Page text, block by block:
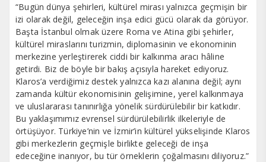
“Bugün dünya şehirleri, kültürel mirası yalnızca geçmişin bir
izi olarak değil, geleceğin inşa edici gücü olarak da görüyor.
Başta İstanbul olmak üzere Roma ve Atina gibi şehirler,
kültürel miraslarını turizmin, diplomasinin ve ekonominin
merkezine yerleştirerek ciddi bir kalkınma aracı hâline
getirdi. Biz de böyle bir bakış açısıyla hareket ediyoruz.
Klaros’a verdiğimiz destek yalnızca kazı alanına değil; aynı
zamanda kültür ekonomisinin gelişimine, yerel kalkınmaya
ve uluslararası tanınırlığa yönelik sürdürülebilir bir katkıdır.
Bu yaklaşımımız evrensel sürdürülebilirlik ilkeleriyle de
örtüşüyor. Türkiye’nin ve İzmir’in kültürel yükselişinde Klaros
gibi merkezlerin geçmişle birlikte geleceği de inşa
edeceğine inanıyor, bu tür örneklerin çoğalmasını diliyoruz.”